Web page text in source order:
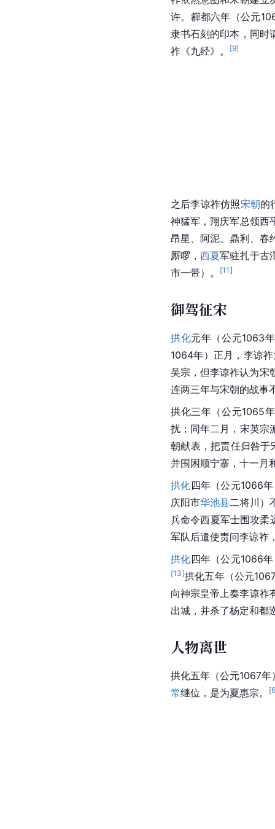
许。奲都六年（公元
隶书石刻的印本，同时
祚《九经》。
[9]
之后李谅祚仿照宋朝的
神猛军，翔庆军总领西
昂星、阿泥、鼎利、春
厮啰，西夏军驻扎于古
市一带）。
[11 ]
御驾征宋
拱化元年（公元1063
1064年）正月，李谅
吴宗，但李谅祚认为宋
连两三年与宋朝的战事
拱化三年（公元1065
扰；同年二月，宋英宗
朝献表，把责任归咎于
并围困顺宁寨，十一月
拱化四年（公元1066
庆阳市华池县二将川）
兵命令西夏军士围攻柔
军队后遣使责问李谅祚
拱化四年（公元1066
[13]拱化五年（公元
向神宗皇帝上奏李谅祚
出城，并杀了杨定和都
人物离世
拱化五年（公元1067
常继位，是为夏惠宗。 [